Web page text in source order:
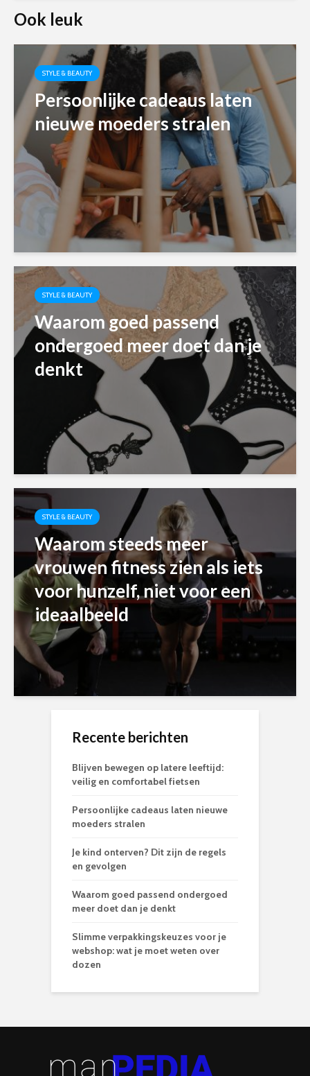
Ook leuk
STYLE & BEAUTY
Persoonlijke cadeaus laten
nieuwe moeders stralen
STYLE & BEAUTY
Waarom goed passend
ondergoed meer doet dan je
denkt
STYLE & BEAUTY
Waarom steeds meer
vrouwen fitness zien als iets
voor hunzelf, niet voor een
ideaalbeeld
Recente berichten
Blijven bewegen op latere leeftijd:
veilig en comfortabel fietsen
Persoonlijke cadeaus laten nieuwe
moeders stralen
Je kind onterven? Dit zijn de regels
en gevolgen
Waarom goed passend ondergoed
meer doet dan je denkt
Slimme verpakkingskeuzes voor je
webshop: wat je moet weten over
dozen